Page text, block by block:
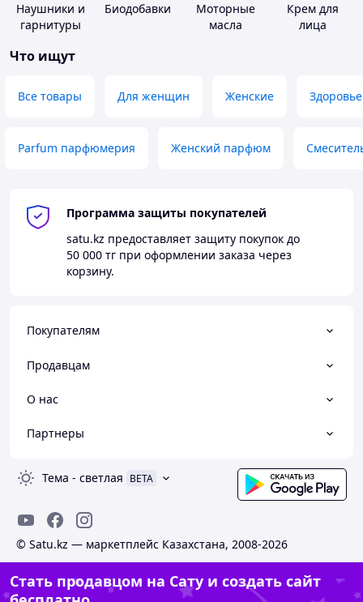
Наушники и
гарнитуры
Биодобавки
Моторные
масла
Крем для
лица
Что ищут
Все товары Для женщин Женские Здоровье
Parfum парфюмерия Женский парфюм
Программа защиты покупателей
satu.kz предоставляет защиту покупок до
50 000 тг при оформлении заказа через
корзину.
Покупателям
Продавцам
О нас
Партнеры
Тема - светлая BETA
© Satu.kz — маркетплейс Казахстана, 2008-2026
Стать продавцом на Сату и создать сайт